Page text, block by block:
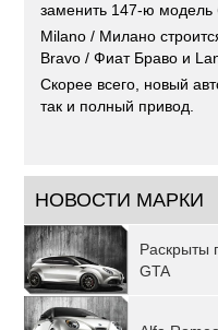
заменить 147-ю модель
Milano / Милано
Bravo / Фиат Браво и
Скорее всего, новый
так и полный привод.
НОВОСТИ МАРКИ
Раскрыты
GTA